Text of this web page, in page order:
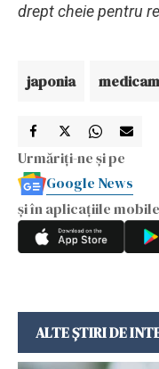
drept cheie pentru
japonia
Urmăriți-ne și pe
Google News
și în aplicațiile mobile
ALTE ȘTIRI DE